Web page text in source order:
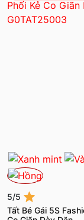
5/5
Tất Bé Gái 5S